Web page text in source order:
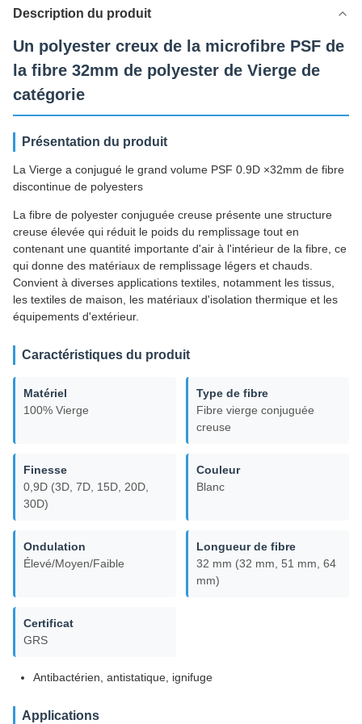
Description du produit
Un polyester creux de la microfibre PSF de
la fibre 32mm de polyester de Vierge de
catégorie
Présentation du produit
La Vierge a conjugué le grand volume PSF 0.9D ×32mm de fibre
discontinue de polyesters
La fibre de polyester conjuguée creuse présente une structure
creuse élevée qui réduit le poids du remplissage tout en
contenant une quantité importante d'air à l'intérieur de la fibre, ce
qui donne des matériaux de remplissage légers et chauds.
Convient à diverses applications textiles, notamment les tissus,
les textiles de maison, les matériaux d'isolation thermique et les
équipements d'extérieur.
Caractéristiques du produit
Matériel
100% Vierge
Type de fibre
Fibre vierge conjuguée
creuse
Finesse
0,9D (3D, 7D, 15D, 20D,
30D)
Couleur
Blanc
Ondulation
Élevé/Moyen/Faible
Longueur de fibre
32 mm (32 mm, 51 mm, 64
mm)
Certificat
GRS
Antibactérien, antistatique, ignifuge
Applications